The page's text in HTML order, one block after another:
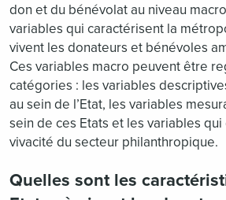
don et du bénévolat au niveau
variables qui caractérisent la
vivent les donateurs et bénévoles
Ces variables macro peuvent être
catégories : les variables
au sein de l’Etat, les variables
sein de ces Etats et les variables
vivacité du secteur philanthropique.
Quelles sont les